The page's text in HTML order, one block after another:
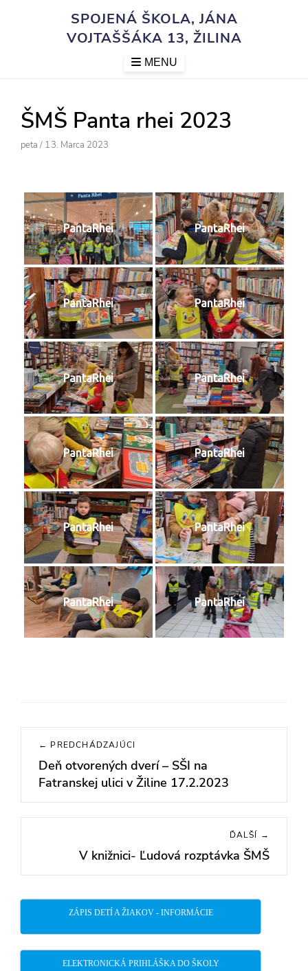
SPOJENÁ ŠKOLA, JÁNA
VOJTAŠŠÁKA 13, ŽILINA
MENU
ŠMŠ Panta rhei 2023
Author
Peta / Posted
13. Marca 2023
PantaRhei PantaRhei
PantaRhei PantaRhei
PantaRhei PantaRhei
PantaRhei PantaRhei
PantaRhei PantaRhei
PantaRhei PantaRhei
článku
← PREDCHÁDZAJÚCI
Previous
post:
Deň otvorených dverí – SŠI na
Fatranskej ulici v Žiline 17.2.2023
ĎALŠÍ →
post:
V knižnici- Ľudová rozptávka ŠMŠ
ZÁPIS DETÍ A ŽIAKOV - INFORMÁCIE
ELEKTRONICKÁ PRIHLÁŠKA DO ŠKOLY